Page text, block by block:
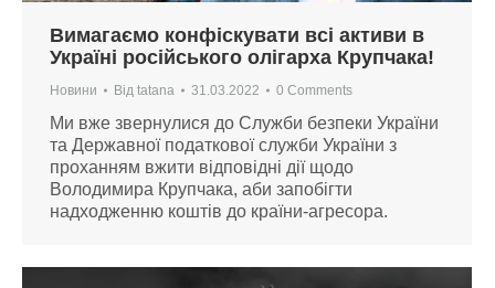
Вимагаємо конфіскувати всі активи в
Україні російського олігарха Крупчака!
Новини Від tatana 31.03.2022 0 Comments
Ми вже звернулися до Служби безпеки України
та Державної податкової служби України з
проханням вжити відповідні дії щодо
Володимира Крупчака, аби запобігти
надходженню коштів до країни-агресора.